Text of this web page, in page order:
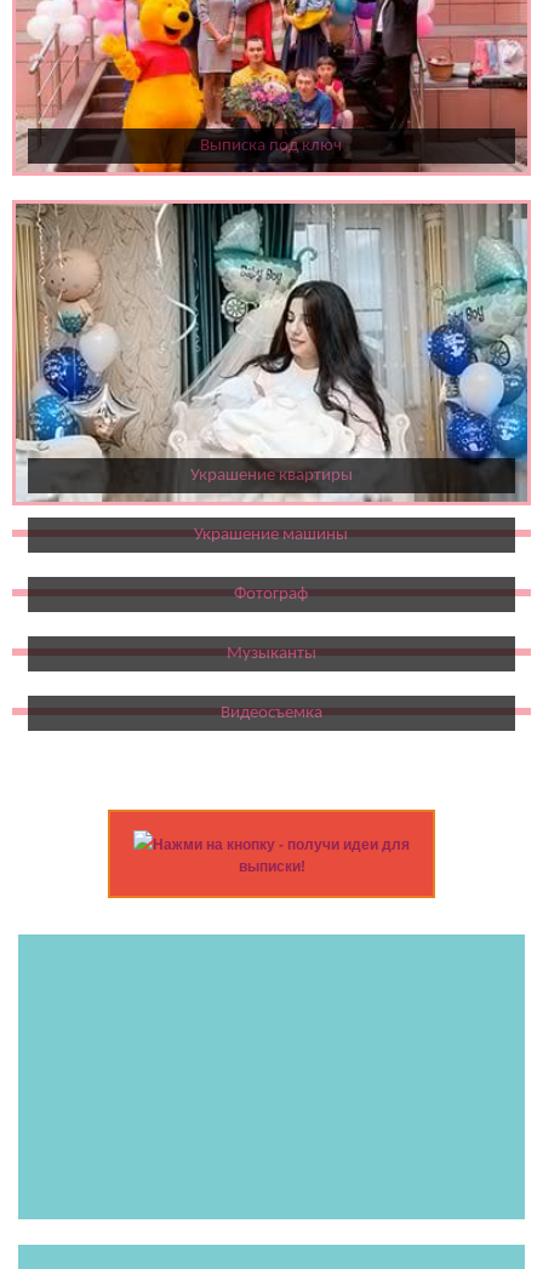
Выписка под ключ
Украшение квартиры
Украшение машины
Фотограф
Музыканты
Видеосъемка
Нажми на кнопку - получи идеи для
выписки!